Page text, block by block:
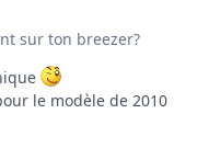
sur ton breezer?
le modèle de 2010